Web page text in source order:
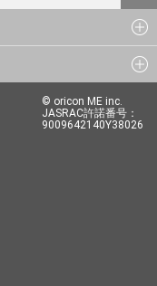
© oricon ME inc.
JASRAC許諾番号：
9009642140Y38026